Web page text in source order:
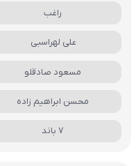
راغب
علی لهراسبی
مسعود صادقلو
محسن ابراهیم زاده
7 باند